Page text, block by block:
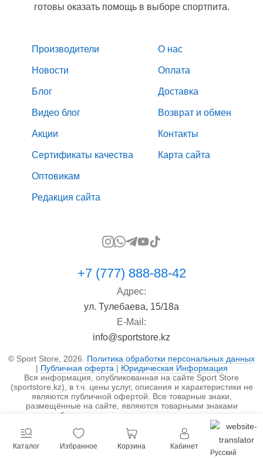
готовы оказать помощь в выборе спортпита.
Производители
Новости
Блог
Видео блог
Акции
Сертификаты качества
Оптовикам
Редакция сайта
О нас
Оплата
Доставка
Возврат и обмен
Контакты
Карта сайта
+7 (777) 888-88-42
Адрес:
ул. Тулебаева, 15/18а
E-Mail:
info@sportstore.kz
© Sport Store, 2026. Политика обработки персональных данных
| Публичная оферта| Юридическая Информация
Вся информация, опубликованная на сайте Sport Store
(sportstore.kz), в т.ч. цены услуг, описания и характеристики не
являются публичной офертой. Все товарные знаки,
размещённые на сайте, являются товарными знаками
правообладателя и используются исключительно в
Каталог Избранное Корзина Кабинет
Русский